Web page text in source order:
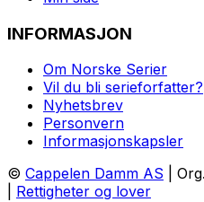
INFORMASJON
Om Norske Serier
Vil du bli serieforfatter?
Nyhetsbrev
Personvern
Informasjonskapsler
© Cappelen Damm AS |
Rettigheter og lover